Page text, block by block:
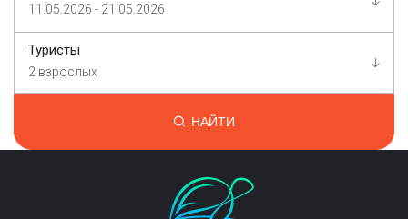
11.05.2026 - 21.05.2026
Туристы
2 взрослых
НАЙТИ